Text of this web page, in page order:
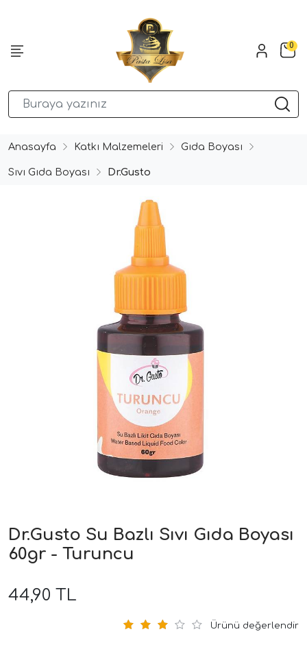
0
Anasayfa Katkı Malzemeleri Gıda Boyası
Sıvı Gıda Boyası Dr.Gusto
Dr.Gusto Su Bazlı Sıvı Gıda Boyası
60gr - Turuncu
44,90 TL
Ürünü değerlendir